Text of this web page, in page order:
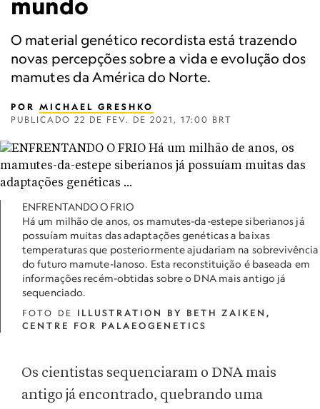
O material genético recordista está trazendo
novas percepções sobre a vida e evolução dos
mamutes da América do Norte.
POR MICHAEL GRESHKO
PUBLICADO 22 DE FEV. DE 2021, 17:00 BRT
ENFRENTANDO O FRIO
Há um milhão de anos, os mamutes-da-estepe siberianos já
possuíam muitas das adaptações genéticas a baixas
temperaturas que posteriormente ajudariam na sobrevivência
do futuro mamute-lanoso. Esta reconstituição é baseada em
informações recém-obtidas sobre o DNA mais antigo já
sequenciado.
FOTO DE ILLUSTRATION BY BETH ZAIKEN,
CENTRE FOR PALAEOGENETICS
Os cientistas sequenciaram o DNA mais
antigo já encontrado, quebrando uma